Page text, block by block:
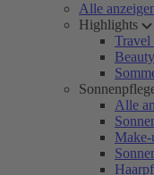
Alle
Highlights
Travel
Alle